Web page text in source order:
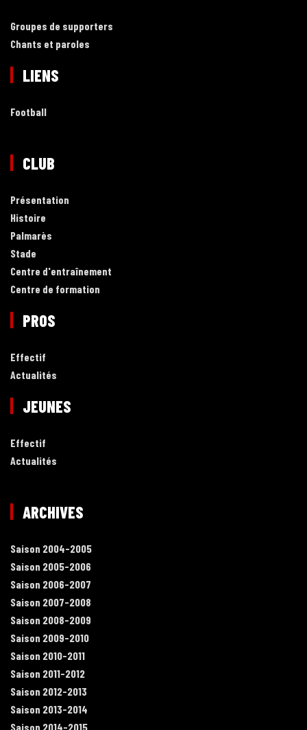
Groupes de supporters
Chants et paroles
LIENS
Football
CLUB
Présentation
Histoire
Palmarès
Stade
Centre d'entraînement
Centre de formation
PROS
Effectif
Actualités
JEUNES
Effectif
Actualités
ARCHIVES
Saison 2004-2005
Saison 2005-2006
Saison 2006-2007
Saison 2007-2008
Saison 2008-2009
Saison 2009-2010
Saison 2010-2011
Saison 2011-2012
Saison 2012-2013
Saison 2013-2014
Saison 2014-2015